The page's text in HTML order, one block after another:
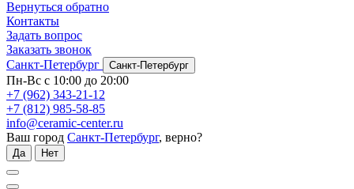
Вернуться обратно
Контакты
Задать вопрос
Заказать звонок
Санкт-Петербург
Санкт-Петербург
Пн-Вс с 10:00 до 20:00
+7 (962) 343-21-12
+7 (812) 985-58-85
info@ceramic-center.ru
Ваш город Санкт-Петербург, верно?
Да Нет